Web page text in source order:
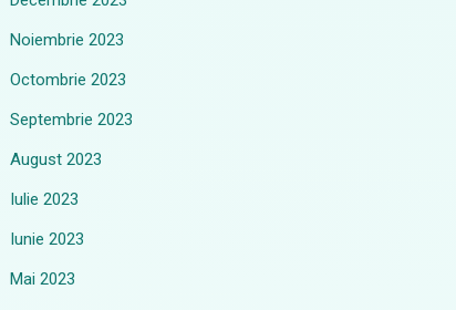
Noiembrie 2023
Octombrie 2023
Septembrie 2023
August 2023
Iulie 2023
Iunie 2023
Mai 2023